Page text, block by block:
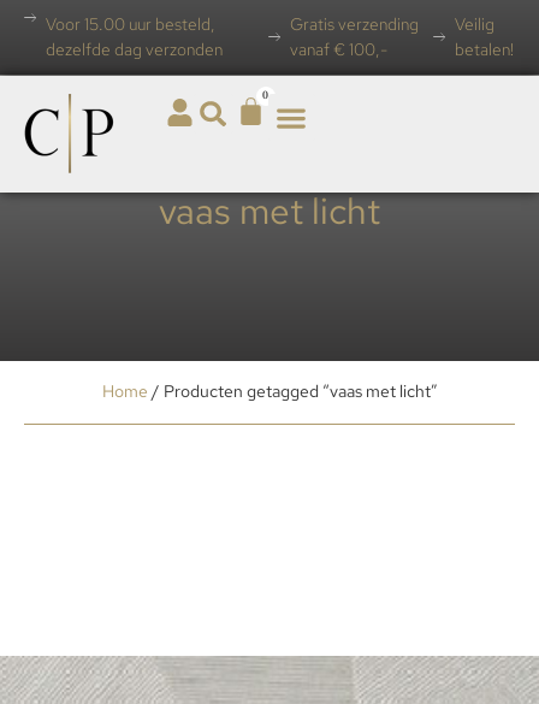
Voor 15.00 uur besteld,
dezelfde dag verzonden
Gratis verzending
vanaf € 100,-
Veilig
betalen!
0
vaas met licht
Home / Producten getagged “vaas met licht”